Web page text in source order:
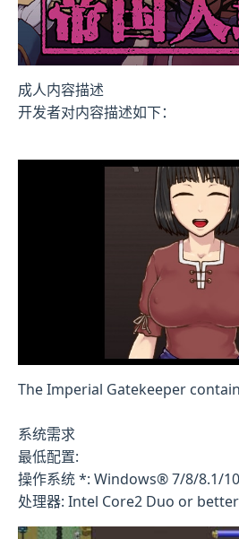
成人内容描述
开发者对内容描述如下：
The Imperial Gatekeeper
系统需求
最低配置:
操作系统 *: Windows® 7/8/8.1/10
处理器: Intel Core2 Duo or better